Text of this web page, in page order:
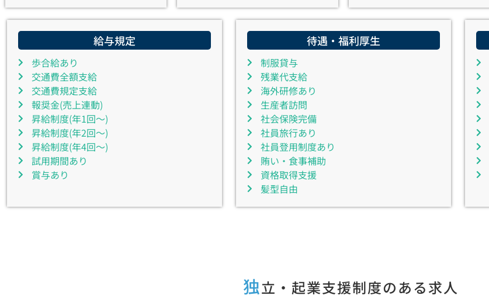
給与規定
歩合給あり
交通費全額支給
交通費規定支給
報奨金(売上連動)
昇給制度(年1回～)
昇給制度(年2回～)
昇給制度(年4回～)
試用期間あり
賞与あり
待遇・福利厚生
制服貸与
残業代支給
海外研修あり
生産者訪問
社会保険完備
社員旅行あり
社員登用制度あり
賄い・食事補助
資格取得支援
髪型自由
独立・起業支援制度のある求人